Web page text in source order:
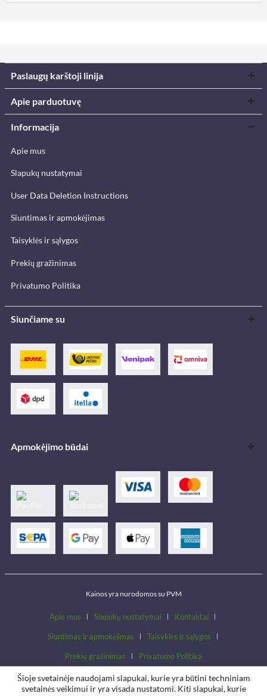
Paslaugų karštoji linija
Apie parduotuvę
Informacija
Apie mus
Slapukų nustatymai
User Data Deletion Instructions
Siuntimas ir apmokėjimas
Taisyklės ir sąlygos
Prekių gražinimas
Privatumo Politika
Siunčiame su
Apmokėjimo būdai
Kainos yra nurodomos su PVM
Apie mus Slapukų nustatymai Kontaktai
Siuntimas ir apmokėjimas Taisyklės ir sąlygos
Prekių gražinimas Privatumo Politika
Šioje svetainėje naudojami slapukai, kurie yra būtini techniniam
svetainės veikimui ir yra visada nustatomi. Kiti slapukai, kurie